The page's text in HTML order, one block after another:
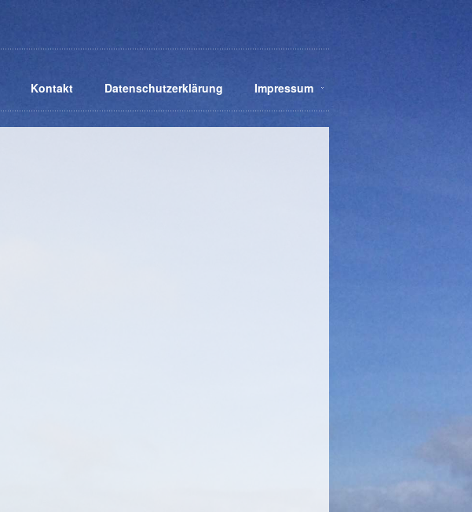
Kontakt Datenschutzerklärung Impressum